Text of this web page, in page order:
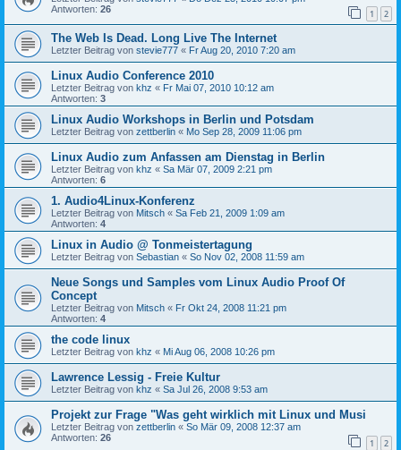
Antworten: 26 1 2
The Web Is Dead. Long Live The Internet
Letzter Beitrag von stevie777 « Fr Aug 20, 2010 7:20 am
Linux Audio Conference 2010
Letzter Beitrag von khz « Fr Mai 07, 2010 10:12 am
Antworten: 3
Linux Audio Workshops in Berlin und Potsdam
Letzter Beitrag von zettberlin « Mo Sep 28, 2009 11:06 pm
Linux Audio zum Anfassen am Dienstag in Berlin
Letzter Beitrag von khz « Sa Mär 07, 2009 2:21 pm
Antworten: 6
1. Audio4Linux-Konferenz
Letzter Beitrag von Mitsch « Sa Feb 21, 2009 1:09 am
Antworten: 4
Linux in Audio @ Tonmeistertagung
Letzter Beitrag von Sebastian « So Nov 02, 2008 11:59 am
Neue Songs und Samples vom Linux Audio Proof Of
Concept
Letzter Beitrag von Mitsch « Fr Okt 24, 2008 11:21 pm
Antworten: 4
the code linux
Letzter Beitrag von khz « Mi Aug 06, 2008 10:26 pm
Lawrence Lessig - Freie Kultur
Letzter Beitrag von khz « Sa Jul 26, 2008 9:53 am
Projekt zur Frage "Was geht wirklich mit Linux und Musi
Letzter Beitrag von zettberlin « So Mär 09, 2008 12:37 am
Antworten: 26 1 2